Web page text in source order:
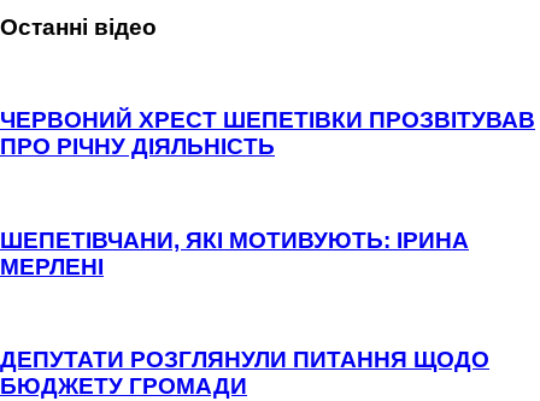
Останні відео
ЧЕРВОНИЙ ХРЕСТ ШЕПЕТІВКИ ПРОЗВІТУВАВ
ПРО РІЧНУ ДІЯЛЬНІСТЬ
ШЕПЕТІВЧАНИ, ЯКІ МОТИВУЮТЬ: ІРИНА
МЕРЛЕНІ
ДЕПУТАТИ РОЗГЛЯНУЛИ ПИТАННЯ ЩОДО
БЮДЖЕТУ ГРОМАДИ